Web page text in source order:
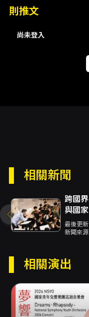
same year. In
Director Jun
captivating
Strauss’s
evening to a
musicians of
Japan,
on a global
promises a
all audiences.
【演出人員】
則推文
尚未登入
相關新聞
跨國
與國
排」
最後更新
新聞來源
相關演出